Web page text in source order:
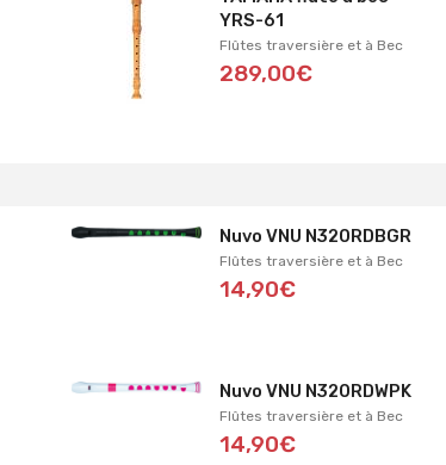
YRS-61
Flûtes traversière et à Bec
289,00€
Nuvo VNU N320RDBGR
Flûtes traversière et à Bec
14,90€
Nuvo VNU N320RDWPK
Flûtes traversière et à Bec
14,90€